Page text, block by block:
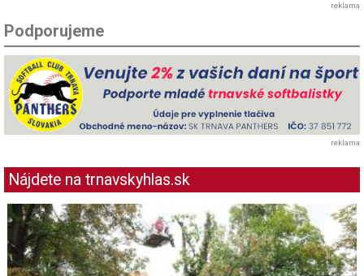
reklama
Podporujeme
reklama
Nájdete na trnavskyhlas.sk